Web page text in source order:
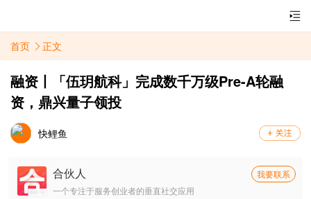
首页 正文
融资丨「伍玥航科」完成数千万级Pre-A轮融
资，鼎兴量子领投
快鲤鱼
合伙人
我要联系
一个专注于服务创业者的垂直社交应用